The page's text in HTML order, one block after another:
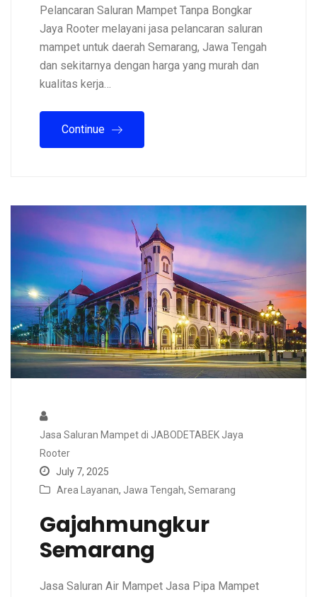
Pelancaran Saluran Mampet Tanpa Bongkar
Jaya Rooter melayani jasa pelancaran saluran
mampet untuk daerah Semarang, Jawa Tengah
dan sekitarnya dengan harga yang murah dan
kualitas kerja…
Continue
Jasa Saluran Mampet di JABODETABEK Jaya
Rooter
July 7, 2025
Area Layanan, Jawa Tengah, Semarang
Gajahmungkur
Semarang
Jasa Saluran Air Mampet Jasa Pipa Mampet